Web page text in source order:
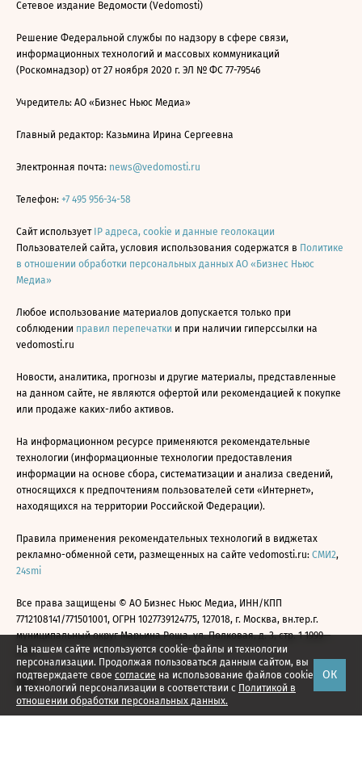
На нашем сайте используются cookie-файлы и технологии
персонализации. Продолжая пользоваться данным сайтом, вы
подтверждаете свое согласие на использование файлов cookie
и технологий персонализации в соответствии с Политикой в
отношении обработки персональных данных.
ОК
Сетевое издание Ведомости (Vedomosti)
Решение Федеральной службы по надзору в сфере связи,
информационных технологий и массовых коммуникаций
(Роскомнадзор) от 27 ноября 2020 г. ЭЛ № ФС 77-79546
Учредитель: АО «Бизнес Ньюс Медиа»
Главный редактор: Казьмина Ирина Сергеевна
Электронная почта: news@vedomosti.ru
Телефон: +7 495 956-34-58
Сайт использует IP адреса, cookie и данные геолокации
Пользователей сайта, условия использования содержатся в Политике
в отношении обработки персональных данных АО «Бизнес Ньюс
Медиа»
Любое использование материалов допускается только при
соблюдении правил перепечатки и при наличии гиперссылки на
vedomosti.ru
Новости, аналитика, прогнозы и другие материалы, представленные
на данном сайте, не являются офертой или рекомендацией к покупке
или продаже каких-либо активов.
На информационном ресурсе применяются рекомендательные
технологии (информационные технологии предоставления
информации на основе сбора, систематизации и анализа сведений,
относящихся к предпочтениям пользователей сети «Интернет»,
находящихся на территории Российской Федерации).
Правила применения рекомендательных технологий в виджетах
рекламно-обменной сети, размещенных на сайте vedomosti.ru: СМИ2,
24smi
Все права защищены © АО Бизнес Ньюс Медиа, ИНН/КПП
7712108141/771501001, ОГРН 1027739124775, 127018, г. Москва, вн.тер.г.
муниципальный округ Марьина Роща, ул. Полковая, д. 3, стр. 1 1999—
2026